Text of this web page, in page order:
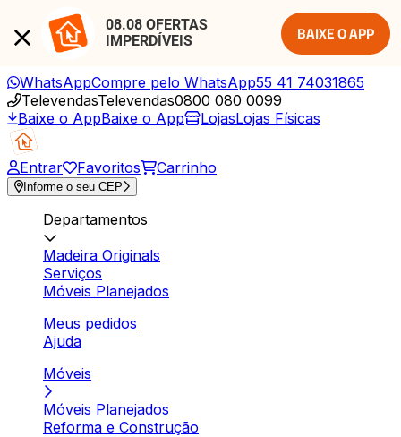
08.08 OFERTAS
IMPERDÍVEIS
BAIXE O APP
WhatsAppCompre pelo WhatsApp55 41 74031865
TelevendasTelevendas0800 080 0099
Baixe o AppBaixe o App LojasLojas Físicas
Entrar Favoritos Carrinho
Informe o seu CEP
Departamentos
Madeira Originals
Serviços
Móveis Planejados
Meus pedidos
Ajuda
Móveis
Móveis Planejados
Reforma e Construção